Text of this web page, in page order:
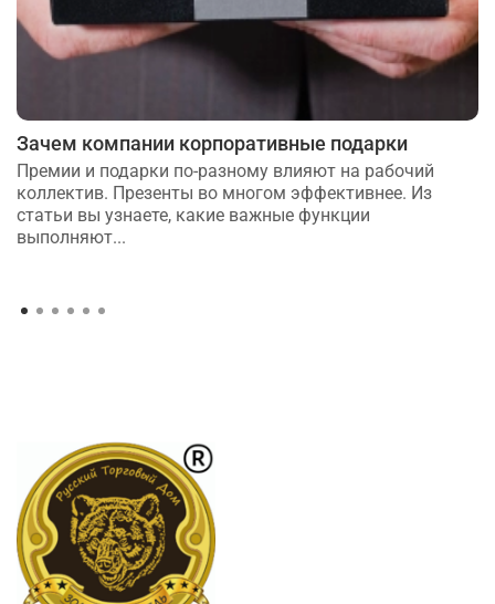
Зачем компании корпоративные подарки
Премии и подарки по-разному влияют на рабочий
коллектив. Презенты во многом эффективнее. Из
статьи вы узнаете, какие важные функции
выполняют...